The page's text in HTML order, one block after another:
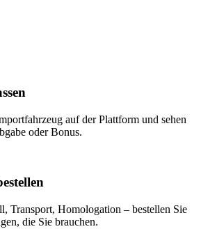
auf der Plattform und sehen
oder Bonus.
Transport, Homologation – bestellen Sie
die Sie brauchen.